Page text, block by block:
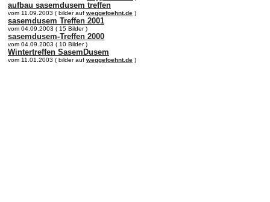
aufbau sasemdusem treffen
vom 11.09.2003 ( bilder auf weggefoehnt.de )
sasemdusem Treffen 2001
vom 04.09.2003 ( 15 Bilder )
sasemdusem-Treffen 2000
vom 04.09.2003 ( 10 Bilder )
Wintertreffen SasemDusem
vom 11.01.2003 ( bilder auf weggefoehnt.de )